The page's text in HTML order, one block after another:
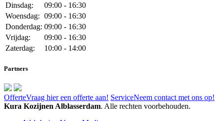
Dinsdag:
09:00 - 16:30
Woensdag: 09:00 - 16:30
Donderdag: 09:00 - 16:30
Vrijdag:
09:00 - 16:30
Zaterdag:
10:00 - 14:00
Partners
OfferteVraag hier een offerte aan! ServiceNeem contact met ons op!
Kura Kozijnen Alblasserdam. Alle rechten voorbehouden.